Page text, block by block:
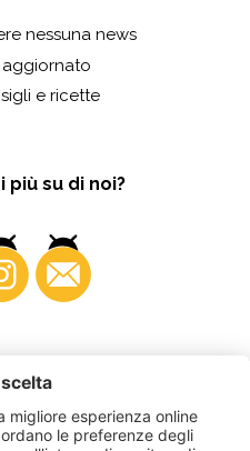
nessuna news
aggiornato
e ricette
più su di noi?